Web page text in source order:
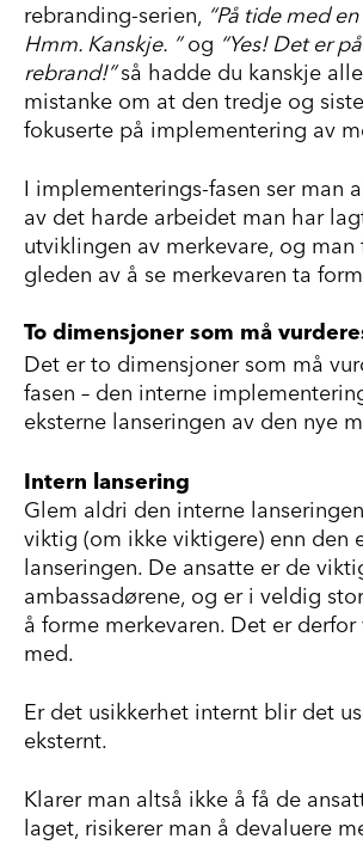
rebranding-serien, “På tide med
Hmm. Kanskje. ”og “Yes! Det er
rebrand!”så hadde du kanskje
mistanke om at den tredje og
fokuserte på implementering av
I implementerings-fasen ser man
av det harde arbeidet man har
utviklingen av merkevare, og man
gleden av å se merkevaren ta
To dimensjoner som må
Det er to dimensjoner som må
fasen – den interne
eksterne lanseringen av den nye
Intern lansering
Glem aldri den interne
viktig (om ikke viktigere) enn den
lanseringen. De ansatte er de
ambassadørene, og er i veldig
å forme merkevaren. Det er
med.
Er det usikkerhet internt blir det
eksternt.
Klarer man altså ikke å få de
laget, risikerer man å devaluere